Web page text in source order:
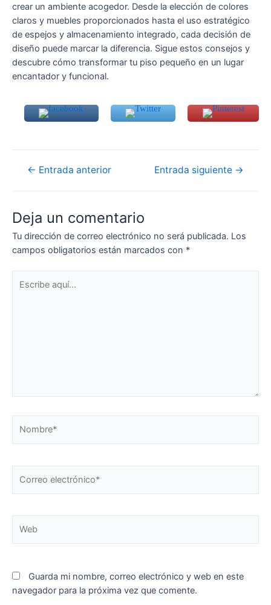
crear un ambiente acogedor. Desde la elección de colores
claros y muebles proporcionados hasta el uso estratégico
de espejos y almacenamiento integrado, cada decisión de
diseño puede marcar la diferencia. Sigue estos consejos y
descubre cómo transformar tu piso pequeño en un lugar
encantador y funcional.
Navegación
← Entrada anterior Entrada siguiente →
Deja un comentario
Tu dirección de correo electrónico no será publicada. Los
campos obligatorios están marcados con *
aquí...
electrónico*
Guarda mi nombre, correo electrónico y web en este
navegador para la próxima vez que comente.